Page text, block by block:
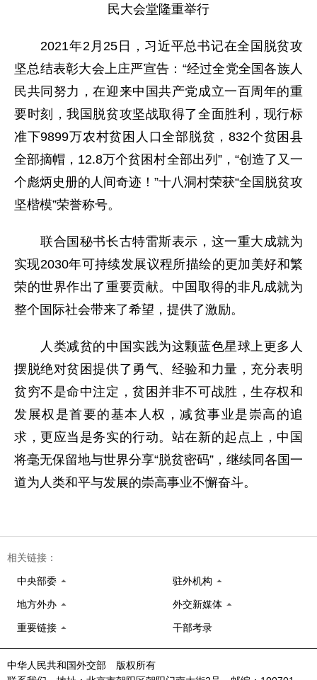
民大会堂隆重举行
2021年2月25日，习近平总书记在全国脱贫攻
坚总结表彰大会上庄严宣告：“经过全党全国各族人
民共同努力，在迎来中国共产党成立一百周年的重
要时刻，我国脱贫攻坚战取得了全面胜利，现行标
准下9899万农村贫困人口全部脱贫，832个贫困县
全部摘帽，12.8万个贫困村全部出列”，“创造了又一
个彪炳史册的人间奇迹！”十八洞村荣获“全国脱贫攻
坚楷模”荣誉称号。
联合国秘书长古特雷斯表示，这一重大成就为
实现2030年可持续发展议程所描绘的更加美好和繁
荣的世界作出了重要贡献。中国取得的非凡成就为
整个国际社会带来了希望，提供了激励。
人类减贫的中国实践为这颗蓝色星球上更多人
摆脱绝对贫困提供了勇气、经验和力量，充分表明
贫穷不是命中注定，贫困并非不可战胜，生存权和
发展权是首要的基本人权，减贫事业是崇高的追
求，更应当是务实的行动。站在新的起点上，中国
将毫无保留地与世界分享“脱贫密码”，继续同各国一
道为人类和平与发展的崇高事业不懈奋斗。
相关链接：
中央部委 驻外机构
地方外办 外交新媒体
重要链接 干部考录
中华人民共和国外交部 版权所有